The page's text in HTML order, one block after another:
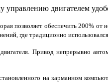
управлению двигателем
позволяет обеспечить 200% от
где традиционно
Привод непрерывно
на карманном